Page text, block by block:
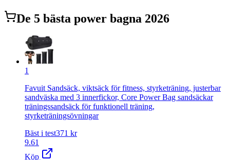
De 5 bästa power bagna 2026
1
Favuit Sandsäck, viktsäck för fitness, styrketräning, justerbar
sandväska med 3 innerfickor, Core Power Bag sandsäckar
träningssandsäck för funktionell träning,
styrketräningsövningar
Bäst i test371 kr
9.61
Köp